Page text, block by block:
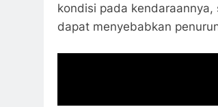
kondisi pada
dapat menyebabkan